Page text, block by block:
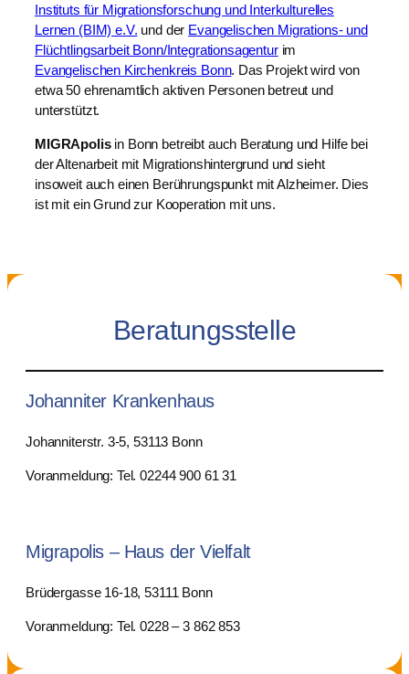
Instituts für Migrationsforschung und Interkulturelles
Lernen (BIM) e.V. und der Evangelischen Migrations- und
Flüchtlingsarbeit Bonn/Integrationsagenturim
Evangelischen Kirchenkreis Bonn. Das Projekt wird von
etwa 50 ehrenamtlich aktiven Personen betreut und
unterstützt.
MIGRApolisin Bonn betreibt auch Beratung und Hilfe bei
der Altenarbeit mit Migrationshintergrund und sieht
insoweit auch einen Berührungspunkt mit Alzheimer. Dies
ist mit ein Grund zur Kooperation mit uns.
Beratungsstelle
Johanniter Krankenhaus
Johanniterstr. 3-5, 53113 Bonn
Voranmeldung: Tel. 02244 900 61 31
Migrapolis – Haus der Vielfalt
Brüdergasse 16-18, 53111 Bonn
Voranmeldung: Tel. 0228 – 3 862 853